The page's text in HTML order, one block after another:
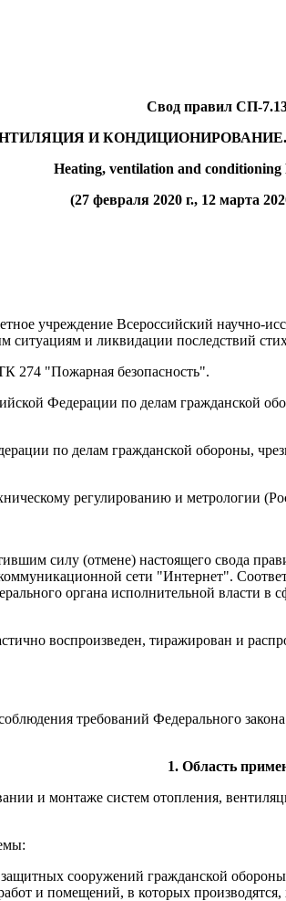
Свод правил СП-
И
Heating, ventilation and conditioning
(27 февраля 2020 г., 12 марта
учреждение Всероссийский научно-
ситуациям и ликвидации
274 "Пожарная безопасность".
Федерации по делам гражданской
по делам гражданской обороны,
регулированию и метрологии
силу (отмене) настоящего свода
сети "Интернет".
органа исполнительной власти
воспроизведен, тиражирован и
требований Федерального
1. Область
и монтаже систем отопления,
сооружений гражданской
и помещений, в которых производятся,